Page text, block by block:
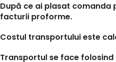
După ce ai plasat
facturii proforme.
Costul transportului este
Transportul se face